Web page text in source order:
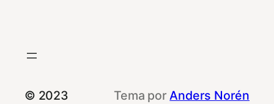
© 2023 Tema porAnders Norén